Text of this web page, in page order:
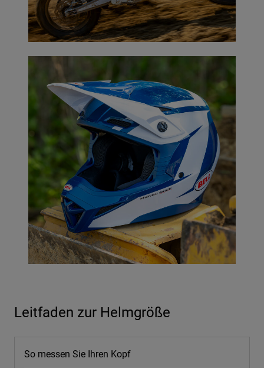
Leitfaden zur Helmgröße
So messen Sie Ihren Kopf